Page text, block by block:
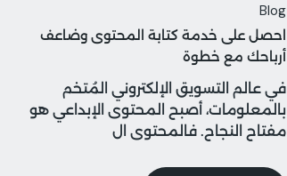
Blog
احصل على خدمة كتابة المحتوى وضاعف
أرباحك مع خطوة
في عالم التسويق الإلكتروني المُتخم
بالمعلومات، أصبح المحتوى الإبداعي هو
مفتاح النجاح. فالمحتوى ال